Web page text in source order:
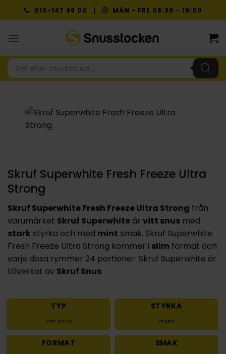
to
010-147 99 00 | MÅN - FRE 08:30 - 19:00
Produktsökning
Skruf Superwhite Fresh Freeze Ultra
Strong
Skruf Superwhite Fresh Freeze Ultra Strong från
varumärket Skruf Superwhite är vitt snus med
stark styrka och med mint smak. Skruf Superwhite
Fresh Freeze Ultra Strong kommer i slim format och
varje dosa rymmer 24 portioner. Skruf Superwhite är
tillverkat av Skruf Snus.
TYP
VITT SNUS
STYRKA
STARK
FORMAT SMAK